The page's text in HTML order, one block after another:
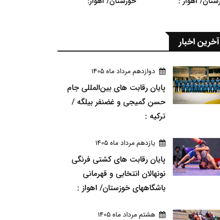
آخرین اخبار
دوازدهم مرداد ماه 1405
پایان رقابت های بین‌المللی جام
حسن گمیجی و غضنفر بیلگه /
ترکیه :
يازدهم مرداد ماه 1405
پایان رقابت های کشتی فرنگی
نونهالان انتخابی و قهرمانی
باشگاههای خوزستان/ اهواز :
هشتم مرداد ماه 1405